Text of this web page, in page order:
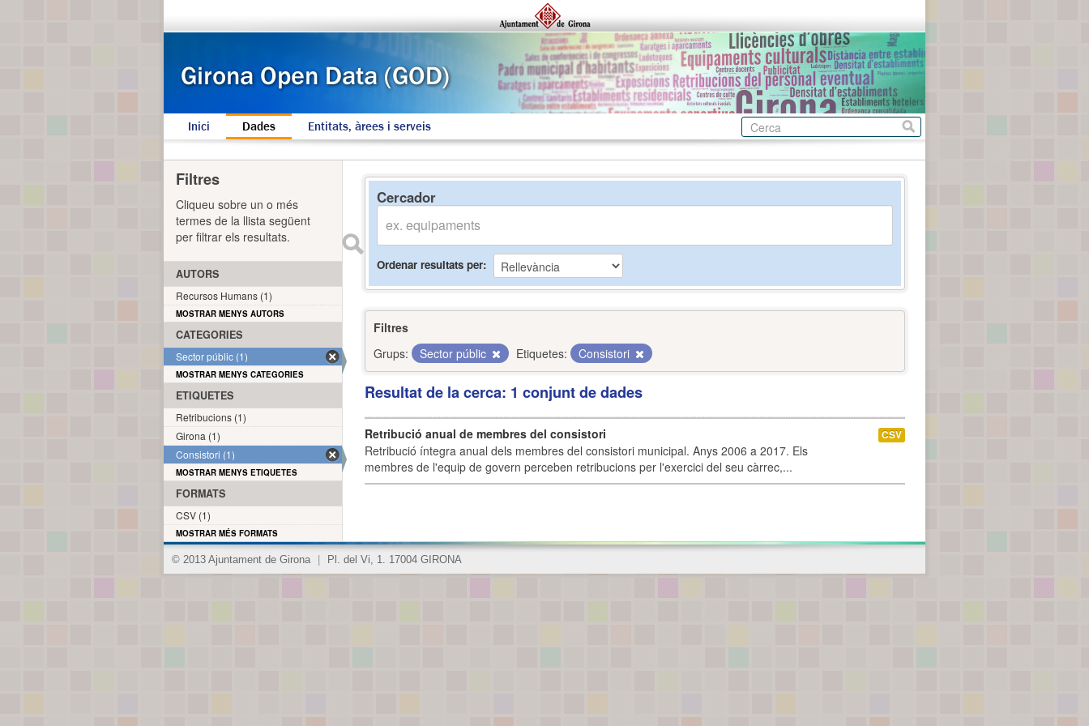
Inici Dades Entitats, àrees i serveis
Cercador
Ordenar resultats per
Filtres
Grups:
Sector públic Etiquetes: Consistori
Resultat de la cerca: 1 conjunt de dades
Retribució anual de membres del consistori
Retribució íntegra anual dels membres del consistori municipal. Anys 2006 a 2017. Els
membres de l'equip de govern perceben retribucions per l'exercici del seu càrrec,...
CSV
Filtres
Cliqueu sobre un o més
termes de la llista següent
per filtrar els resultats.
AUTORS
Recursos Humans (1)
MOSTRAR MENYS AUTORS
CATEGORIES
Sector públic (1)
MOSTRAR MENYS CATEGORIES
ETIQUETES
Retribucions (1)
Girona (1)
Consistori (1)
MOSTRAR MENYS ETIQUETES
FORMATS
CSV (1)
MOSTRAR MÉS FORMATS
© 2013 Ajuntament de Girona Pl. del Vi, 1. 17004 GIRONA